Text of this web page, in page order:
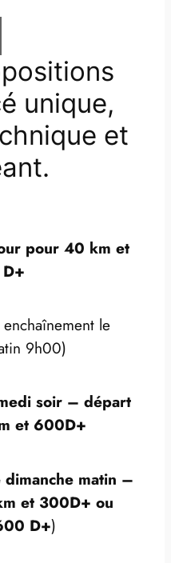
unique,
et
pour 40 km et
le
9h00)
soir – départ
et 600D+
matin –
et 300D+ ou
D+)